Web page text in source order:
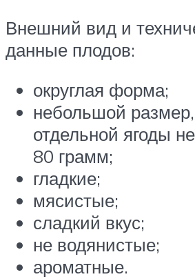
Внешний вид и
данные плодов:
округлая форма;
небольшой
отдельной ягоды
80 грамм;
гладкие;
мясистые;
сладкий вкус;
не водянистые;
ароматные.